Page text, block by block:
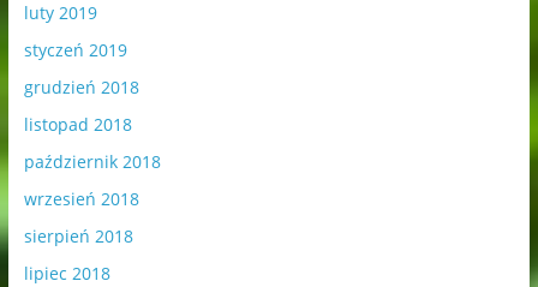
luty 2019
styczeń 2019
grudzień 2018
listopad 2018
październik 2018
wrzesień 2018
sierpień 2018
lipiec 2018